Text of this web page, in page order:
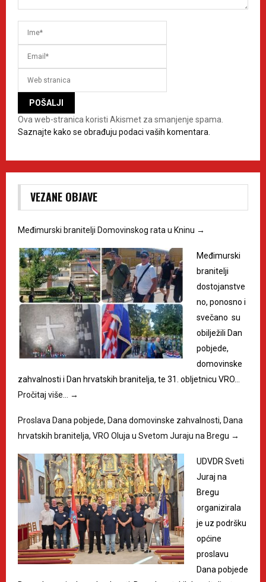
Ova web-stranica koristi Akismet za smanjenje spama.
Saznajte kako se obrađuju podaci vaših komentara.
VEZANE OBJAVE
Međimurski branitelji Domovinskog rata u Kninu →
Međimurski
branitelji
dostojanstve
no, ponosno i
svečano su
obilježili Dan
pobjede,
domovinske
zahvalnosti i Dan hrvatskih branitelja, te 31. obljetnicu VRO…
Pročitaj više…
→
Proslava Dana pobjede, Dana domovinske zahvalnosti, Dana
hrvatskih branitelja, VRO Oluja u Svetom Juraju na Bregu →
UDVDR Sveti
Juraj na
Bregu
organizirala
je uz podršku
općine
proslavu
Dana pobjede